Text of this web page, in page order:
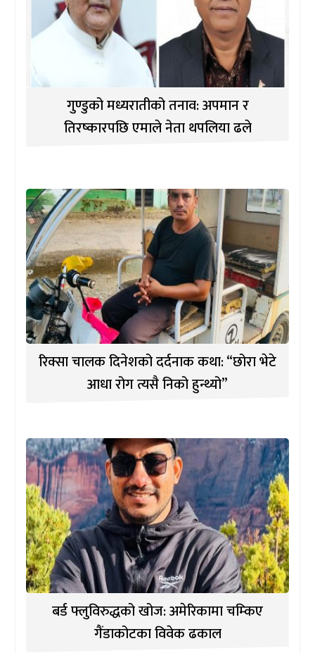
गुण्डुको मध्यरातीको तनाव: अपमान र
तिरष्कारपछि एमाले नेता थपलिया ढले
रिक्सा चालक दिनेशको दर्दनाक कथा: “छोरा भेटे
आधा रोग त्यसै निको हुन्थ्यो”
बर्ड फ्लुविरुद्धको खोज: अमेरिकामा चम्किए
गैंडाकोटका विवेक ढकाल